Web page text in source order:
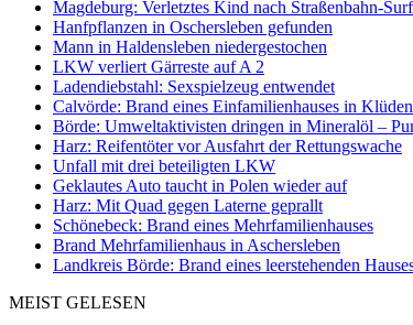
Magdeburg: Verletztes Kind nach Straßenbahn-
Hanfpflanzen in Oschersleben gefunden
Mann in Haldensleben niedergestochen
LKW verliert Gärreste auf A 2
Ladendiebstahl: Sexspielzeug entwendet
Calvörde: Brand eines Einfamilienhauses in Klüden
Börde: Umweltaktivisten dringen in Mineralöl –
Harz: Reifentöter vor Ausfahrt der Rettungswache
Unfall mit drei beteiligten LKW
Geklautes Auto taucht in Polen wieder auf
Harz: Mit Quad gegen Laterne geprallt
Schönebeck: Brand eines Mehrfamilienhauses
Brand Mehrfamilienhaus in Aschersleben
Landkreis Börde: Brand eines leerstehenden
MEIST GELESEN